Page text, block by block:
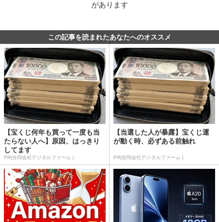
があります
この記事を読まれたあなたへのオススメ
【宝くじ何年も買って一度も当
たらない人へ】原因、はっきり
してます
PR(合同会社デジタルファーム )
【当選した人が暴露】宝くじ運
が動く時、必ずある前触れ
PR(合同会社デジタルファーム )